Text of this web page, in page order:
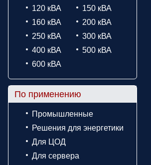
120 кВА
150 кВА
160 кВА
200 кВА
250 кВА
300 кВА
400 кВА
500 кВА
600 кВА
По применению
Промышленные
Решения для энергетики
Для ЦОД
Для сервера